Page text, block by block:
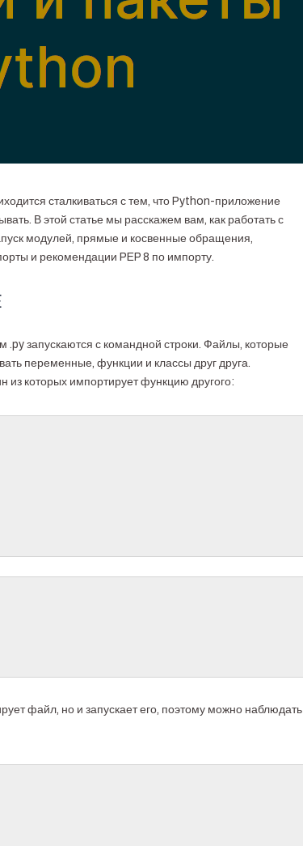
сталкиваться с тем, что Python-приложение
В этой статье мы расскажем вам, как работать с
модулей, прямые и косвенные обращения,
и рекомендации PEP 8 по импорту.
.py запускаются с командной строки. Файлы, которые
переменные, функции и классы друг друга.
которых импортирует функцию другого:
файл, но и запускает его, поэтому можно наблюдать